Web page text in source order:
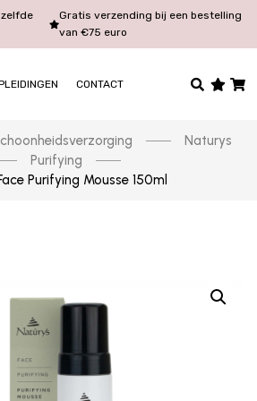
Gratis verzending bij een bestelling
van €75 euro
CONTACT
Naturys
Purifying
Purifying Mousse 150ml